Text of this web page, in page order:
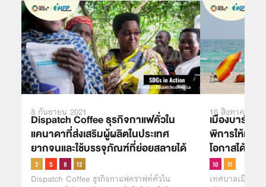
8 กันยายน 2021
Dispatch Coffee ธุรกิจกาแฟคั่วใน
แคนาดาที่ส่งเสริมผู้ผลิตในประเทศ
ยากจนและใช้บรรจุภัณฑ์ที่ย่อยสลายได้
Dispatch Coffee ธุรกิจกาแฟคราฟท์คั่วใน
16 สิงหาคม
เมืองบาร์เซ
พิการให้เพลิ
โอกาสได้ว่า
เทศบาลเมืองบ